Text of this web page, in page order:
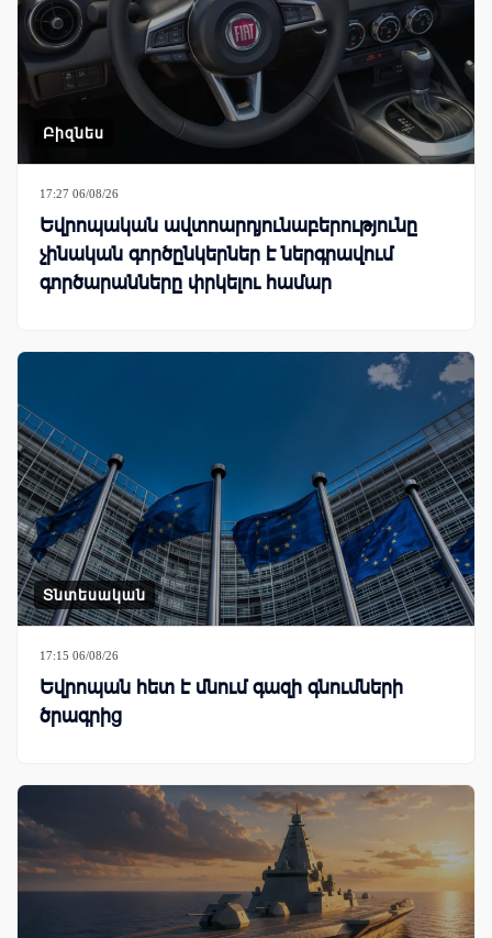
Բիզնես
17:27 06/08/26
Եվրոպական ավտոարդյունաբերությունը
չինական գործընկերներ է ներգրավում
գործարանները փրկելու համար
Տնտեսական
17:15 06/08/26
Եվրոպան հետ է մնում գազի գնումների
ծրագրից